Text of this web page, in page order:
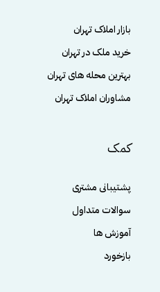
بازار املاک تهران
خرید ملک در تهران
بهترین محله های تهران
مشاوران املاک تهران
کمک
پشتیبانی مشتری
سوالات متداول
آموزش ها
بازخورد